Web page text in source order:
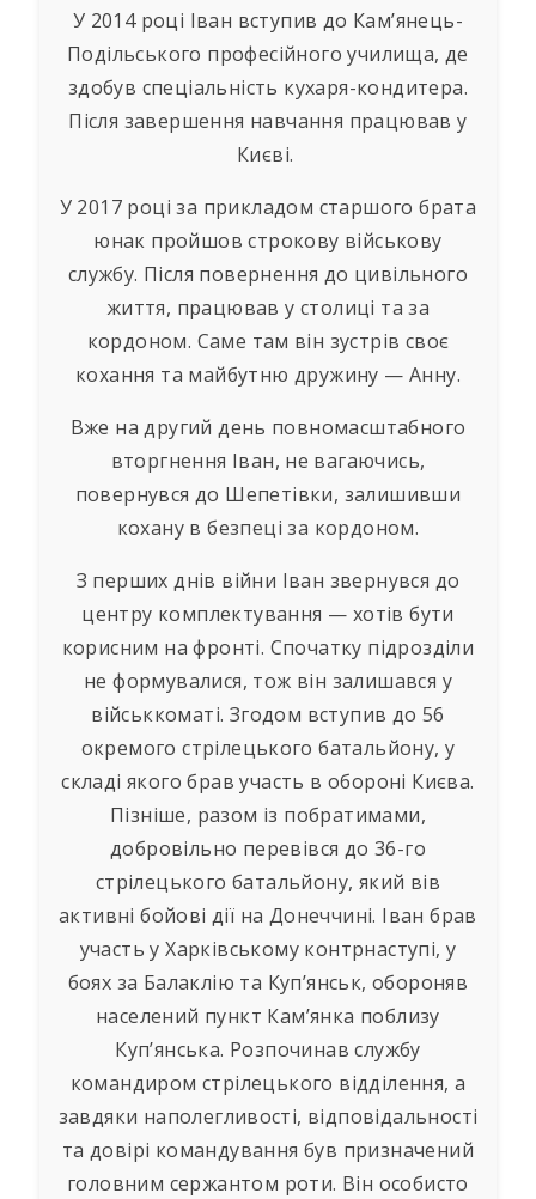
У 2014 році Іван вступив до Кам’янець-
Подільського професійного училища, де
здобув спеціальність кухаря-кондитера.
Після завершення навчання працював у
Києві.
У 2017 році за прикладом старшого брата
юнак пройшов строкову військову
службу. Після повернення до цивільного
життя, працював у столиці та за
кордоном. Саме там він зустрів своє
кохання та майбутню дружину — Анну.
Вже на другий день повномасштабного
вторгнення Іван, не вагаючись,
повернувся до Шепетівки, залишивши
кохану в безпеці за кордоном.
З перших днів війни Іван звернувся до
центру комплектування — хотів бути
корисним на фронті. Спочатку підрозділи
не формувалися, тож він залишався у
військкоматі. Згодом вступив до 56
окремого стрілецького батальйону, у
складі якого брав участь в обороні Києва.
Пізніше, разом із побратимами,
добровільно перевівся до 36-го
стрілецького батальйону, який вів
активні бойові дії на Донеччині. Іван брав
участь у Харківському контрнаступі, у
боях за Балаклію та Куп’янськ, обороняв
населений пункт Кам’янка поблизу
Куп’янська. Розпочинав службу
командиром стрілецького відділення, а
завдяки наполегливості, відповідальності
та довірі командування був призначений
головним сержантом роти. Він особисто